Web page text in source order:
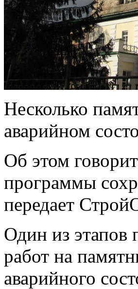
Несколько
аварийном
Об этом
программы
передает
Один из этапов
работ на
аварийного